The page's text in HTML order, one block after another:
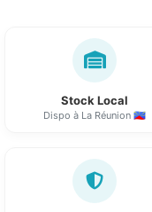
Stock Local
Dispo à La Réunion 🇷🇪